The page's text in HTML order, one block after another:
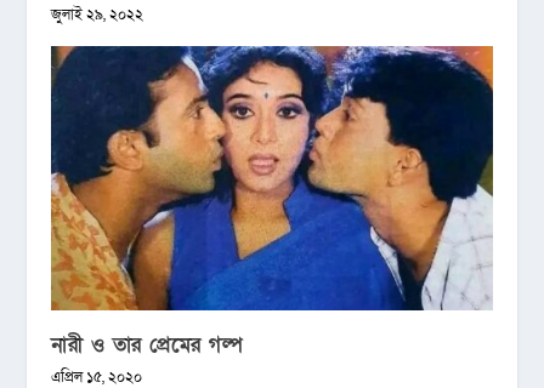
জুলাই ২৯, ২০২২
নারী ও তার প্রেমের গল্প
এপ্রিল ১৫, ২০২০